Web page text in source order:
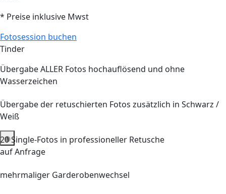
* Preise inklusive Mwst
Fotosession buchen
Tinder
Übergabe ALLER Fotos hochauflösend und ohne
Wasserzeichen
Übergabe der retuschierten Fotos zusätzlich in Schwarz /
Weiß
auf Anfrage
20Single-Fotos in professioneller Retusche
mehrmaliger Garderobenwechsel